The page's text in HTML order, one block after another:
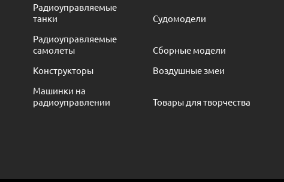
Радиоуправляемые
танки
Судомодели
Радиоуправляемые
самолеты
Сборные модели
Конструкторы
Воздушные змеи
Машинки на
радиоуправлении
Товары для творчества